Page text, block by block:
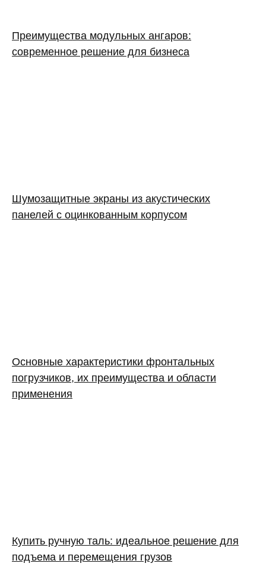
Преимущества модульных ангаров:
современное решение для бизнеса
Шумозащитные экраны из акустических
панелей с оцинкованным корпусом
Основные характеристики фронтальных
погрузчиков, их преимущества и области
применения
Купить ручную таль: идеальное решение для
подъема и перемещения грузов